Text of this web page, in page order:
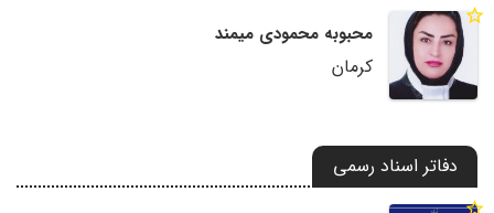
محبوبه محمودی میمند
کرمان
دفاتر اسناد رسمی